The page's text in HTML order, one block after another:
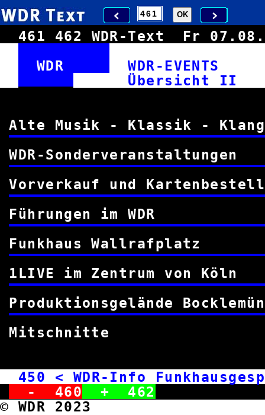
461 462 WDR-Text Fr
WDR
WDR-EVENTS
Alte Musik - Klassik -
WDR-
Vorverkauf und
Führungen im
Funkhaus
1LIVE im Zentrum
Produktionsgelände
450 < WDR-Info
- 460 + 462
© WDR 2023